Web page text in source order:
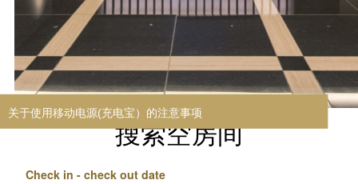
搜索空房间
Check in - check out date